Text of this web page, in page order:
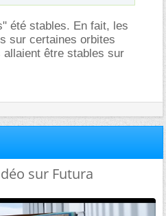
été stables. En fait, les
sur certaines orbites
allaient être stables sur
sur Futura